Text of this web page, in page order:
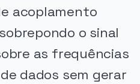
acoplamento
o sinal
as frequências
dados sem gerar